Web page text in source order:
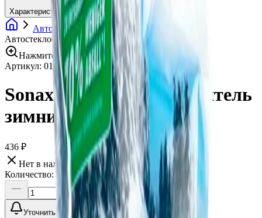
Характеристики
Автохимия Очистители стекол
Автостеклоочиститель зимний Xtreme -20°, 3 л
Нажмите для увеличения
Артикул: 016938• Бренд: Sonax
Sonax Автостеклоочиститель
зимний Xtreme -20°, 3 л
436 ₽
Нет в наличии
Количество:
Уточнить наличие